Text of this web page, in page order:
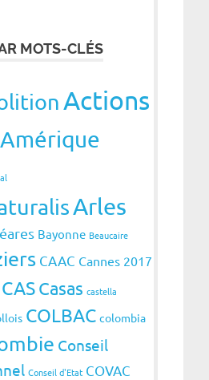
MOTS-CLÉS
Actions
Amérique
Arles
Bayonne Beaucaire
CAAC Cannes 2017
CASCasas castella
COLBAC colombia
Conseil
Conseil d'Etat COVAC